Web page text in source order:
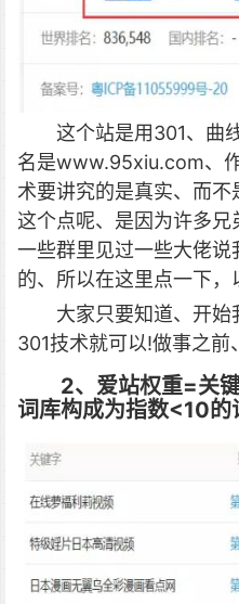
这个站是用301、曲
名是www.95xiu.com、
术要讲究的是真实、而
这个点呢、是因为许多
一些群里见过一些大佬
的、所以在这里点一下
大家只要知道、开始
301技术就可以!做事之前
2、爱站权重=关
词库构成为指数<10的